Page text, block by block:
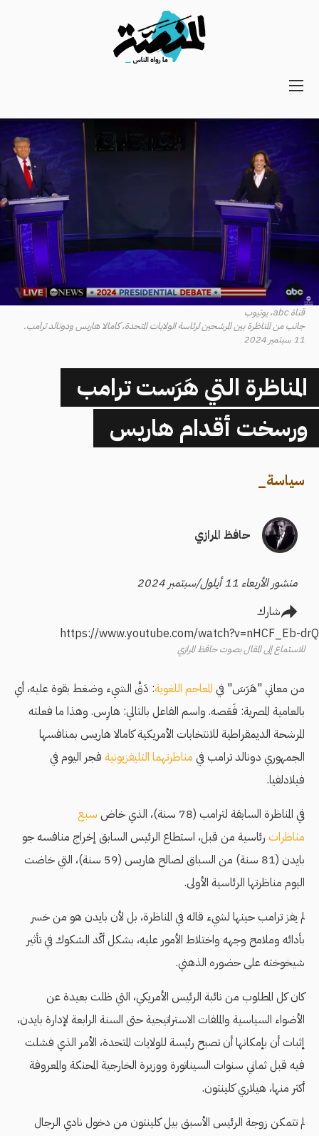
Main
Secondary
Navigation
قناة abc، يوتيوب
جانب من المناظرة بين المرشحين لرئاسة الولايات المتحدة، كامالا هاريس ودونالد ترامب.
11 سبتمبر 2024
المناظرة التي هَرَست ترامب
ورسخت أقدام هاريس
سياسة_
حافظ المرازي
منشور الأربعاء 11 أيلول/سبتمبر 2024
شارك
https://www.youtube.com/watch?v=nHCF_Eb-drQ
للاستماع إلى المقال بصوت حافظ المرازي
من معاني "هَرَسَ" في المعاجم اللغوية: دَقَّ الشيء وضغط بقوة عليه، أي
بالعامية المصرية: فَعَصه. واسم الفاعل بالتالي: هارِس. وهذا ما فعلته
المرشحة الديمقراطية للانتخابات الأمريكية كامالا هاريس بمنافسها
الجمهوري دونالد ترامب في مناظرتهما التليفزيونية فجر اليوم في
فيلادلفيا.
في المناظرة السابقة لترامب (78 سنة)، الذي خاض
سبع
مناظرات رئاسية من قبل، استطاع الرئيس السابق إخراج منافسه جو
بايدن (81 سنة) من السباق لصالح هاريس (59 سنة)، التي خاضت
اليوم مناظرتها الرئاسية الأولى.
لم يفز ترامب حينها لشيء قاله في المناظرة، بل لأن بايدن هو من خسر
بأدائه وملامح وجهه واختلاط الأمور عليه، بشكل أكّد الشكوك في تأثير
شيخوخته على حضوره الذهني.
كان كل المطلوب من نائبة الرئيس الأمريكي، التي ظلت بعيدة عن
الأضواء السياسية والملفات الاستراتيجية حتى السنة الرابعة لإدارة بايدن،
إثبات أن بإمكانها أن تصبح رئيسة للولايات المتحدة، الأمر الذي فشلت
فيه قبل ثماني سنوات السيناتورة ووزيرة الخارجية المحنكة والمعروفة
أكثر منها، هيلاري كلينتون.
لم تتمكن زوجة الرئيس الأسبق بيل كلينتون من دخول نادي الرجال